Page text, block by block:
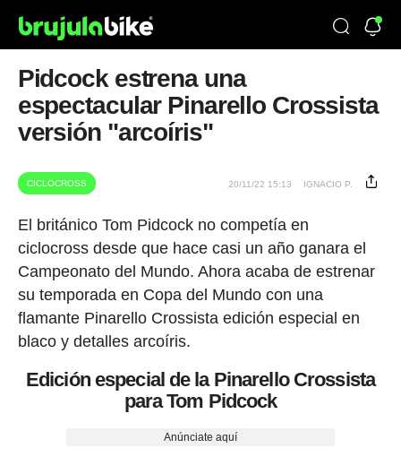
Pidcock estrena una
espectacular Pinarello Crossista
versión "arcoíris"
CICLOCROSS 20/11/22 15:13 IGNACIO P.
El británico Tom Pidcock no competía en
ciclocross desde que hace casi un año ganara el
Campeonato del Mundo. Ahora acaba de estrenar
su temporada en Copa del Mundo con una
flamante Pinarello Crossista edición especial en
blaco y detalles arcoíris.
Edición especial de la Pinarello Crossista
para Tom Pidcock
Anúnciate aquí